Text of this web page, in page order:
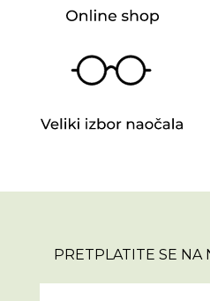
PRETPLATITE SE NA